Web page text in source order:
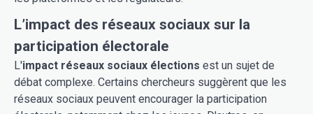
L’impact des réseaux sociaux sur la
participation électorale
L'impact réseaux sociaux élections est un sujet de
débat complexe. Certains chercheurs suggèrent que les
réseaux sociaux peuvent encourager la participation